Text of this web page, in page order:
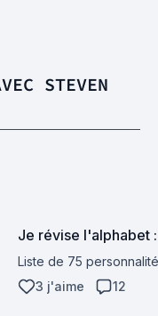
STEVEN
Je révise l'alphabet
Liste de 75
3 j'aime
12